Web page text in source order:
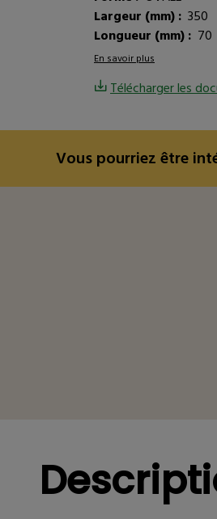
Largeur (mm) : 350
Longueur (mm) : 70
En savoir plus
Télécharger les
Vous pourriez être
Vous pourriez être